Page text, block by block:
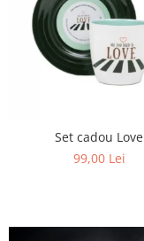
Set cadou Love
99,00 Lei